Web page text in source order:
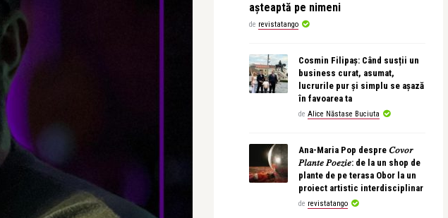
așteaptă pe nimeni
de revistatango
Cosmin Filipaș: Când susții un
business curat, asumat,
lucrurile pur și simplu se așază
în favoarea ta
de Alice Năstase Buciuta
Ana-Maria Pop despre 𝐶𝑜𝑣𝑜𝑟
𝑃𝑙𝑎𝑛𝑡𝑒 𝑃𝑜𝑒𝑧𝑖𝑒: de la un shop de
plante de pe terasa Obor la un
proiect artistic interdisciplinar
de revistatango